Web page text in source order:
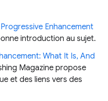
Enhancement
introduction au sujet.
What It Is, And
Magazine propose
et des liens vers des